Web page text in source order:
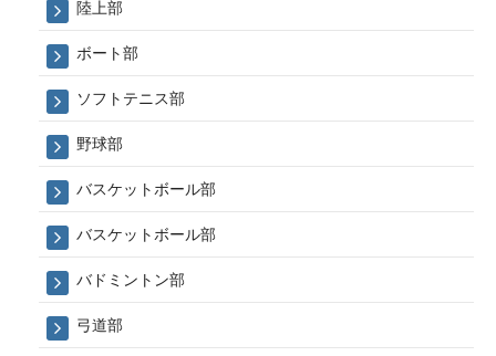
陸上部
ボート部
ソフトテニス部
野球部
バスケットボール部
バスケットボール部
バドミントン部
弓道部